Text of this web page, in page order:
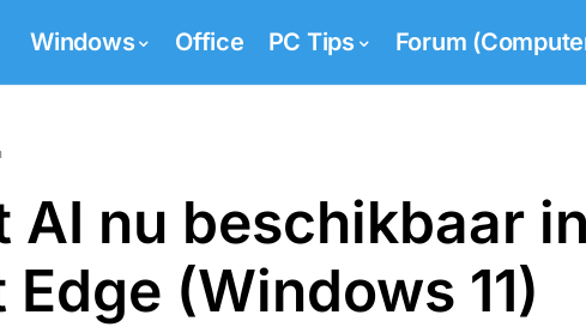
Windows Office PC Tips Forum
AI nu beschikbaar in
(Windows 11)